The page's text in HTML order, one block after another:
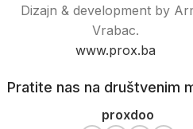
Dizajn & development by
Vrabac.
www.prox.ba
Pratite nas na društvenim
proxdoo